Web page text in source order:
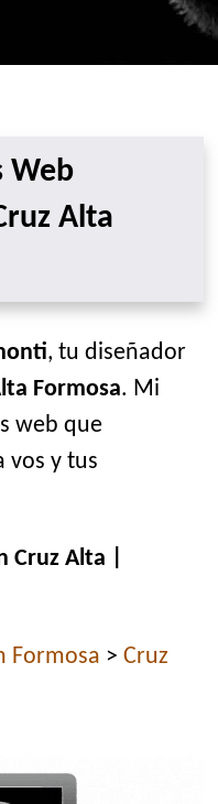
Web
Alta
, tu diseñador
Formosa. Mi
web que
vos y tus
Cruz Alta |
Formosa >Cruz